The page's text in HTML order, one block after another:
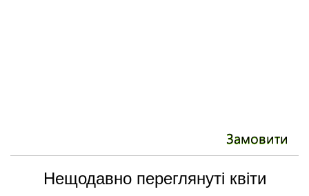
Замовити
Нещодавно переглянуті квіти